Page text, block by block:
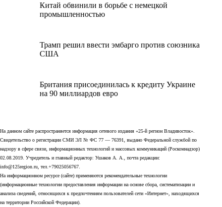
Китай обвинили в борьбе с немецкой
промышленностью
Трамп решил ввести эмбарго против союзника
США
Британия присоединилась к кредиту Украине
на 90 миллиардов евро
На данном сайте распространяется информация сетевого издания «25-й регион Владивосток».
Свидетельство о регистрации СМИ ЭЛ № ФС 77 — 76391, выдано Федеральной службой по
надзору в сфере связи, информационных технологий и массовых коммуникаций (Роскомнадзор)
02.08.2019. Учредитель и главный редактор: Ушаков А. А., почта редакции:
info@125region.ru, тел.+79025056767.
На информационном ресурсе (сайте) применяются рекомендательные технологии
(информационные технологии предоставления информации на основе сбора, систематизации и
анализа сведений, относящихся к предпочтениям пользователей сети «Интернет», находящихся
на территории Российской Федерации).